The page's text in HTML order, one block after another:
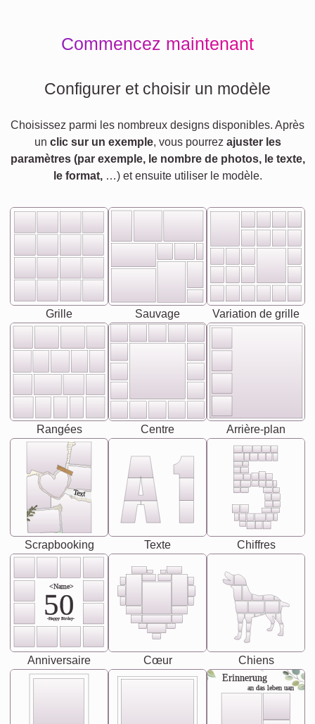
Commencez maintenant
Configurer et choisir un modèle
Choisissez parmi les nombreux designs disponibles. Après
un clic sur un exemple, vous pourrez ajuster les
paramètres (par exemple, le nombre de photos, le texte,
le format,…) et ensuite utiliser le modèle.
Grille Sauvage Variation de grille
Rangées Centre Arrière-plan
Text
Scrapbooking Texte Chiffres
<Name>
50
-Happy Birday-
Anniversaire Cœur Chiens
Erinnerung
an das leben uan